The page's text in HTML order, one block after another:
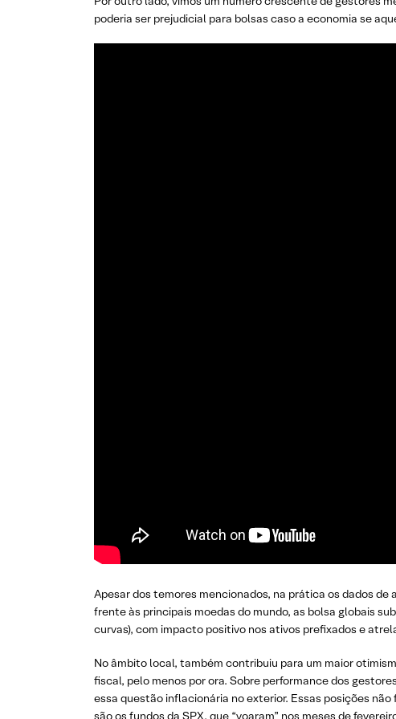
poderia ser prejudicial para bolsas caso a economia se
Apesar dos temores mencionados, na prática os dados
frente às principais moedas do mundo, as bolsa globais
curvas), com impacto positivo nos ativos prefixados e
No âmbito local, também contribuiu para um maior
fiscal, pelo menos por ora. Sobre performance dos
essa questão inflacionária no exterior. Essas posições
são os fundos da SPX, que “voaram” nos meses de